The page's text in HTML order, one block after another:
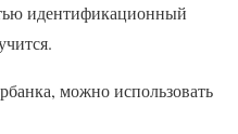
идентификационный
можно использовать